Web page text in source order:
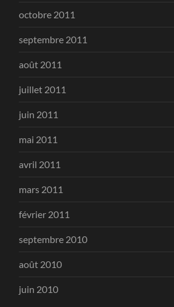
octobre 2011
septembre 2011
août 2011
juillet 2011
juin 2011
mai 2011
avril 2011
mars 2011
février 2011
septembre 2010
août 2010
juin 2010